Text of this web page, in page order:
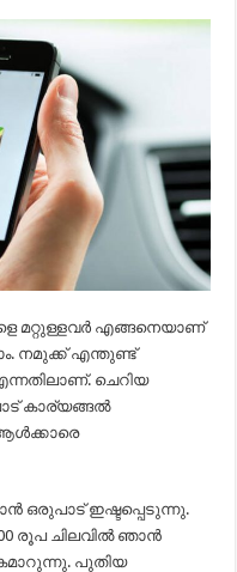
മറ്റുള്ളവര്‍ എങ്ങനെയാണ്
നമുക്ക് എന്തുണ്ട്
ചെറിയ
കാര്യങ്ങല്‍
ഒരുപാട് ഇഷ്ടപ്പെടുന്നു.
രൂപ ചിലവില്‍ ഞാന്‍
പുതിയ